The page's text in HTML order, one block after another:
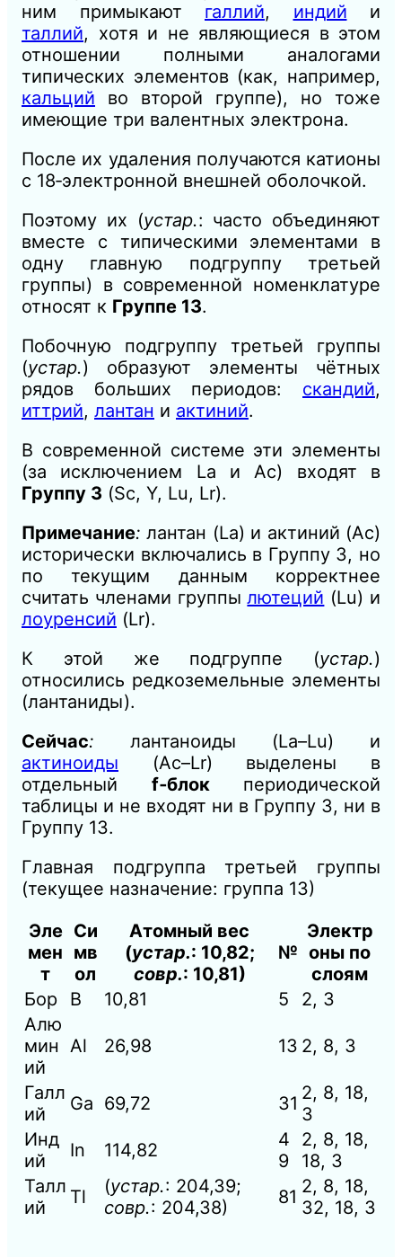
ним примыкают галлий, индий и
таллий, хотя и не являющиеся в этом
отношении полными аналогами
типических элементов (как, например,
кальций во второй группе), но тоже
имеющие три валентных электрона.
После их удаления получаются катионы
с 18‑электронной внешней оболочкой.
Поэтому их (устар.: часто объединяют
вместе с типическими элементами в
одну главную подгруппу третьей
группы) в современной номенклатуре
относят к Группе 13.
Побочную подгруппу третьей группы
(устар.) образуют элементы чётных
рядов больших периодов: скандий,
иттрий, лантан и актиний.
В современной системе эти элементы
(за исключением La и Ac) входят в
Группу 3 (Sc, Y, Lu, Lr).
Примечание: лантан (La) и актиний (Ac)
исторически включались в Группу 3, но
по текущим данным корректнее
считать членами группылютеций (Lu) и
лоуренсий (Lr).
К этой же подгруппе (устар.)
относились редкоземельные элементы
(лантаниды).
Сейчас: лантаноиды (La–Lu) и
актиноиды (Ac–Lr) выделены в
отдельный f‑блокпериодической
таблицы и не входят ни в Группу 3, ни в
Группу 13.
Главная подгруппа третьей группы
(текущее назначение: группа 13)
Эле
мен
т
Си
мв
ол
Атомный вес
(устар.: 10,82;
совр.: 10,81)
№
Электр
оны по
слоям
Бор
B 10,81 5
2, 3
Алю
мин
ий
Al 26,98 13 2, 8, 3
Галл
ий
Ga 69,72 31 2, 8, 18,
3
Инд
ий
In 114,82
4
9
2, 8, 18,
18, 3
Талл
ий
Tl (устар.: 204,39;
совр.: 204,38) 81 2, 8, 18,
32, 18, 3